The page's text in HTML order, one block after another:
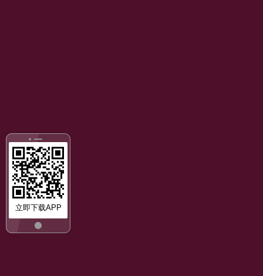
立即下载APP